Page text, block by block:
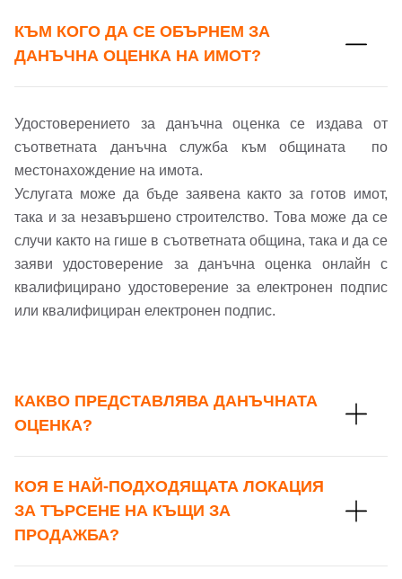
Вход Регистрация
Парола
Забравена парола?
Вход като гост
Вход с Google
КЪМ КОГО ДА СЕ ОБЪРНЕМ ЗА
ДАНЪЧНА ОЦЕНКА НА ИМОТ?
Удостоверението за данъчна оценка се издава от
съответната данъчна служба към общината по
местонахождение на имота.
Услугата може да бъде заявена както за готов имот,
така и за незавършено строителство. Това може да се
случи както на гише в съответната община, така и да се
заяви удостоверение за данъчна оценка онлайн с
квалифицирано удостоверение за електронен подпис
или квалифициран електронен подпис.
КАКВО ПРЕДСТАВЛЯВА ДАНЪЧНАТА
ОЦЕНКА?
КОЯ Е НАЙ-ПОДХОДЯЩАТА ЛОКАЦИЯ
ЗА ТЪРСЕНЕ НА КЪЩИ ЗА
ПРОДАЖБА?
Име*
Имейл адрес*
Телефон*
Заяви оглед
се обадим възможно най-бързо.